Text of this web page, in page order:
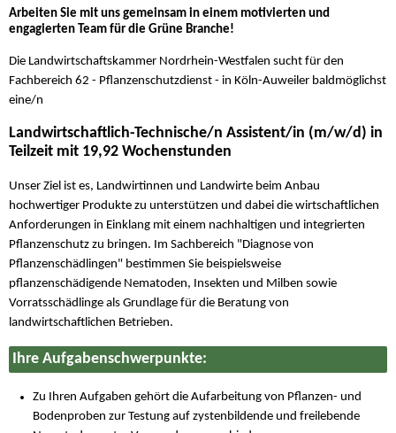
Arbeiten Sie mit uns gemeinsam in einem motivierten und
engagierten Team für die Grüne Branche!
Die Landwirtschaftskammer Nordrhein-Westfalen sucht für den
Fachbereich 62 - Pflanzenschutzdienst - in Köln-Auweiler baldmöglichst
eine/n
Landwirtschaftlich-Technische/n Assistent/in (m/w/d) in
Teilzeit mit 19,92 Wochenstunden
Unser Ziel ist es, Landwirtinnen und Landwirte beim Anbau
hochwertiger Produkte zu unterstützen und dabei die wirtschaftlichen
Anforderungen in Einklang mit einem nachhaltigen und integrierten
Pflanzenschutz zu bringen. Im Sachbereich "Diagnose von
Pflanzenschädlingen" bestimmen Sie beispielsweise
pflanzenschädigende Nematoden, Insekten und Milben sowie
Vorratsschädlinge als Grundlage für die Beratung von
landwirtschaftlichen Betrieben.
Ihre Aufgabenschwerpunkte:
Zu Ihren Aufgaben gehört die Aufarbeitung von Pflanzen- und
Bodenproben zur Testung auf zystenbildende und freilebende